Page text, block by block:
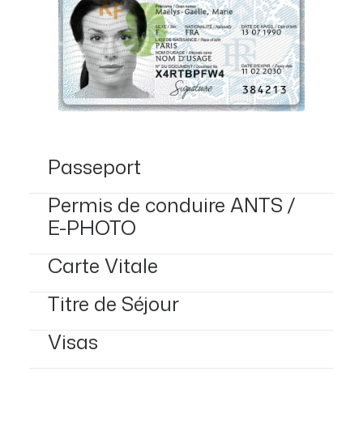
Passeport
Permis de conduire ANTS /
E-PHOTO
Carte Vitale
Titre de Séjour
Visas